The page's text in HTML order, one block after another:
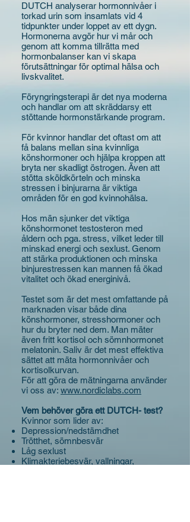
DUTCH analyserar hormonnivåer i
torkad urin som insamlats vid 4
tidpunkter under loppet av ett dygn.
Hormonerna avgör hur vi mår och
genom att komma tillrätta med
hormonbalanser kan vi skapa
förutsättningar för optimal hälsa och
livskvalitet.
Föryngringsterapi är det nya moderna
och handlar om att skräddarsy ett
stöttande hormonstärkande program.
För kvinnor handlar det oftast om att
få balans mellan sina kvinnliga
könshormoner och hjälpa kroppen att
bryta ner skadligt östrogen. Även att
stötta sköldkörteln och minska
stressen i binjurarna är viktiga
områden för en god kvinnohälsa.
Hos män sjunker det viktiga
könshormonet testosteron med
åldern och pga. stress, vilket leder till
minskad energi och sexlust. Genom
att stärka produktionen och minska
binjurestressen kan mannen få ökad
vitalitet och ökad energinivå.
Testet som är det mest omfattande på
marknaden visar både dina
könshormoner, stresshormoner och
hur du bryter ned dem. Man mäter
även fritt kortisol och sömnhormonet
melatonin. Saliv är det mest effektiva
sättet att mäta hormonnivåer och
kortisolkurvan.
För att göra de mätningarna använder
vi oss av: www.nordiclabs.com
Vem behöver göra ett DUTCH- test?
Kvinnor som lider av:
Depression/nedstämdhet
Trötthet, sömnbesvär
Låg sexlust
Klimakteriebesvär, vallningar,